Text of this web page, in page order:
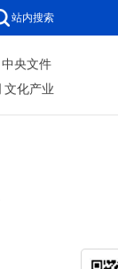
站内搜索
中央文件
文化产业